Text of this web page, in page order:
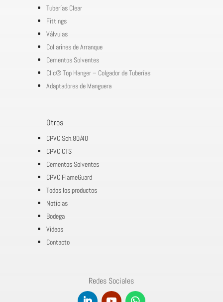
Tuberías Clear
Fittings
Válvulas
Collarines de Arranque
Cementos Solventes
Clic® Top Hanger – Colgador de Tuberías
Adaptadores de Manguera
Otros
CPVC Sch.80/40
CPVC CTS
Cementos Solventes
CPVC FlameGuard
Todos los productos
Noticias
Bodega
Videos
Contacto
Redes Sociales